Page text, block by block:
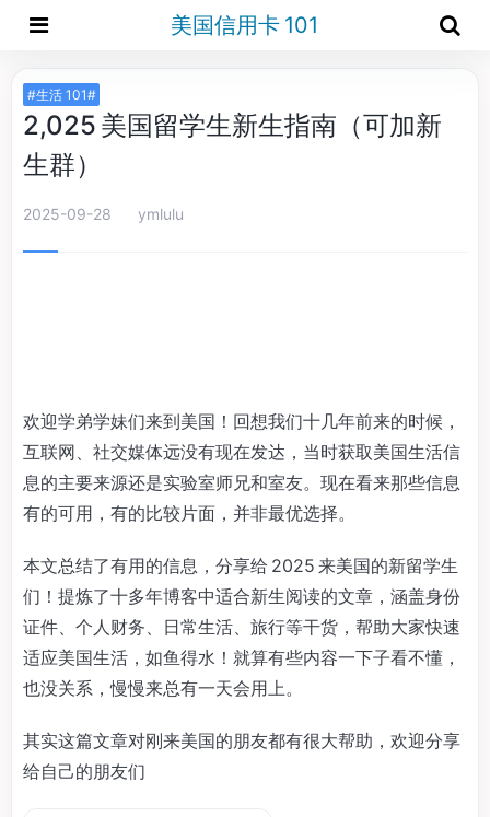
美国信用卡 101
#生活 101#
2,025 美国留学生新生指南（可加新
生群）
2025-09-28 ymlulu
欢迎学弟学妹们来到美国！回想我们十几年前来的时候，
互联网、社交媒体远没有现在发达，当时获取美国生活信
息的主要来源还是实验室师兄和室友。现在看来那些信息
有的可用，有的比较片面，并非最优选择。
本文总结了有用的信息，分享给 2025 来美国的新留学生
们！提炼了十多年博客中适合新生阅读的文章，涵盖身份
证件、个人财务、日常生活、旅行等干货，帮助大家快速
适应美国生活，如鱼得水！就算有些内容一下子看不懂，
也没关系，慢慢来总有一天会用上。
其实这篇文章对刚来美国的朋友都有很大帮助，欢迎分享
给自己的朋友们